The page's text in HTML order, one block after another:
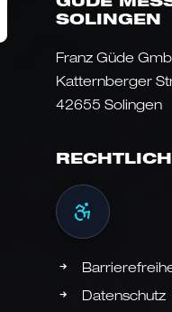
SOLINGEN
Franz Güde
Katternberger
42655 Solingen
Datenschutz